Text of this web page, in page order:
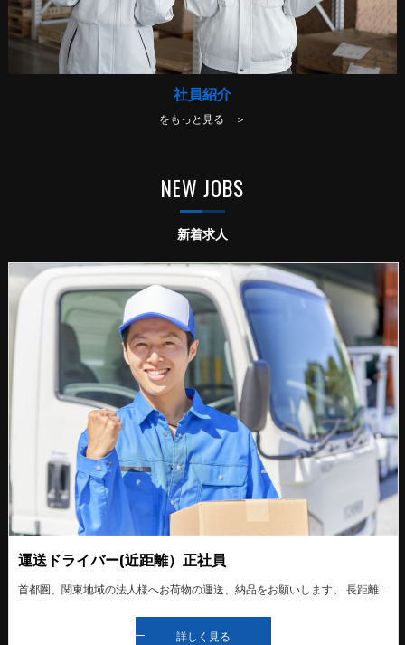
社員紹介
をもっと見る ＞
新着求人
NEW JOBS
運送ドライバー(近距離）正社員
首都圏、関東地域の法人様へお荷物の運送、納品をお願いします。 長距離運送もたまにあります。 入社時にはベテランドライバーに同乗する形で、研修を行います。未経験者の方でも少しずつ仕事を覚えていただけるので安心です。 中型免許や運行管理者資格など、仕事に必要な免許や資格の取得費用を全て会社が負担します（条件有り） スタッフ一同仲が良く和気あいあいとしております。
詳しく見る